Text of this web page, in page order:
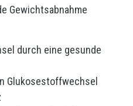
Gewichtsabnahme
durch eine gesunde
Glukosestoffwechsel